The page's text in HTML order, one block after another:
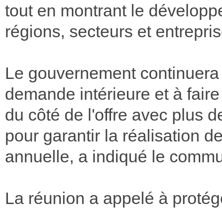
tout en montrant le
régions, secteurs et
Le gouvernement
demande intérieure et à
du côté de l'offre avec plus
pour garantir la réalisation
annuelle, a indiqué le
La réunion a appelé à